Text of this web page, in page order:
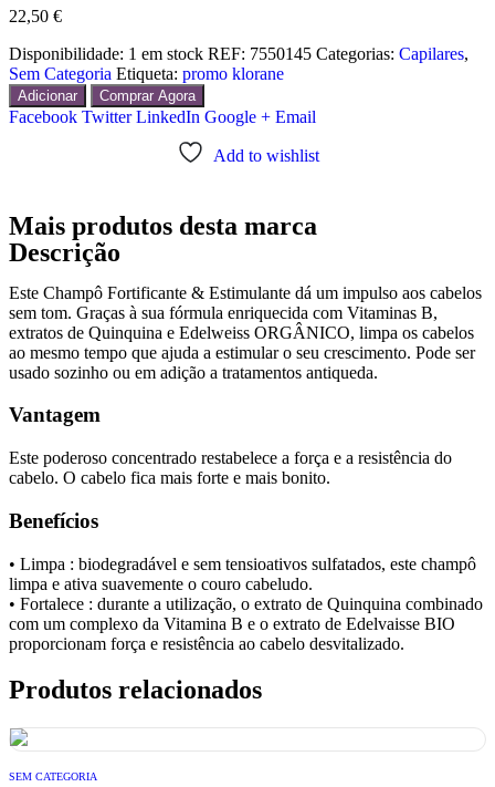
22,50 €
Disponibilidade: 1 em stock REF: 7550145 Categorias: Capilares,
Sem Categoria Etiqueta: promo klorane
Adicionar Comprar Agora
Facebook Twitter LinkedIn Google + Email
Add to wishlist
Mais produtos desta marca
Descrição
Este Champô Fortificante & Estimulante dá um impulso aos cabelos
sem tom. Graças à sua fórmula enriquecida com Vitaminas B,
extratos de Quinquina e Edelweiss ORGÂNICO, limpa os cabelos
ao mesmo tempo que ajuda a estimular o seu crescimento. Pode ser
usado sozinho ou em adição a tratamentos antiqueda.
Vantagem
Este poderoso concentrado restabelece a força e a resistência do
cabelo. O cabelo fica mais forte e mais bonito.
Benefícios
• Limpa : biodegradável e sem tensioativos sulfatados, este champô
limpa e ativa suavemente o couro cabeludo.
• Fortalece : durante a utilização, o extrato de Quinquina combinado
com um complexo da Vitamina B e o extrato de Edelvaisse BIO
proporcionam força e resistência ao cabelo desvitalizado.
Produtos relacionados
SEM CATEGORIA